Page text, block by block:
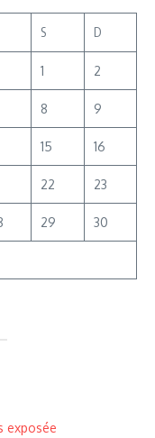
S D
1 2
8 9
15 16
22 23
29 30
exposée